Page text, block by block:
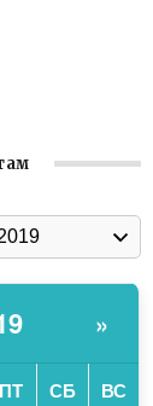
»
ПТ СБ ВС